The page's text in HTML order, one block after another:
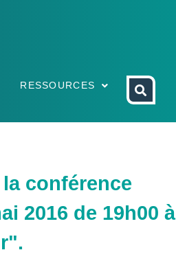
RESSOURCES
conférence
2016 de 19h00 à